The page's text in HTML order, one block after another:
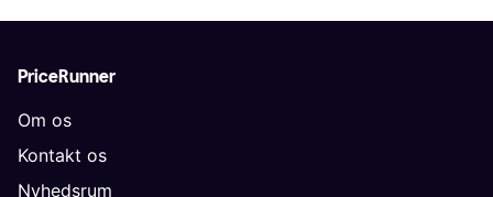
PriceRunner
Om os
Kontakt os
Nyhedsrum